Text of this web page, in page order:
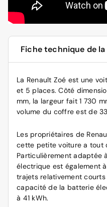
Fiche technique de la
La Renault Zoé est une
et 5 places. Côté
mm, la largeur fait 1 730
volume du coffre est de
Les propriétaires de
cette petite voiture a tout
Particulièrement adaptée
électrique est également
trajets relativement courts
capacité de la batterie
à 41 kWh.